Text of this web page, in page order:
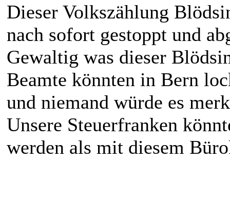
Dieser Volkszählung
nach sofort gestoppt und
Gewaltig was dieser
Beamte könnten in Bern
und niemand würde es
Unsere Steuerfranken
werden als mit diesem